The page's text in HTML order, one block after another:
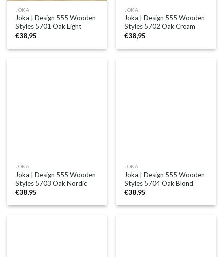
JOKA
Joka | Design 555 Wooden
Styles 5701 Oak Light
€38,95
JOKA
Joka | Design 555 Wooden
Styles 5702 Oak Cream
€38,95
JOKA
Joka | Design 555 Wooden
Styles 5703 Oak Nordic
€38,95
JOKA
Joka | Design 555 Wooden
Styles 5704 Oak Blond
€38,95